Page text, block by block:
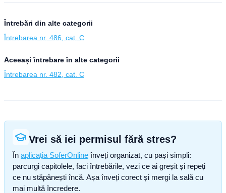
Întrebări din alte categorii
Întrebarea nr. 486, cat. C
Aceeași întrebare în alte categorii
Întrebarea nr. 482, cat. C
Vrei să iei permisul fără stres?
În aplicația SoferOnline înveți organizat, cu pași simpli:
parcurgi capitolele, faci întrebările, vezi ce ai greșit și repeți
ce nu stăpânești încă. Așa înveți corect și mergi la sală cu
mai multă încredere.